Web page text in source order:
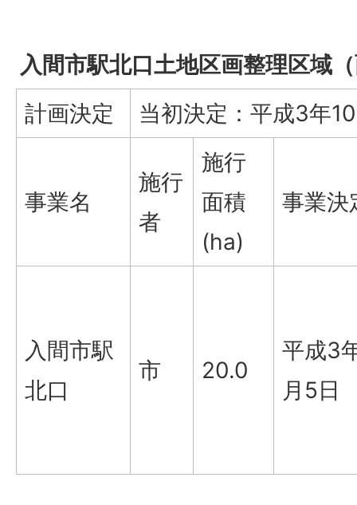
入間市駅北口土地区画整理区域
計画決定
当初決定：平成3年
事業名
施行
者
施行
面積
(ha)
事業決
入間市駅
北口
市 20.0
平成3
月5日